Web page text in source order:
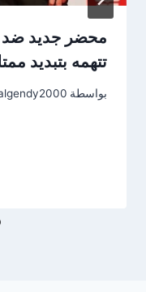
محضر جديد ضد
تتهمه بتبديد
بواسطة